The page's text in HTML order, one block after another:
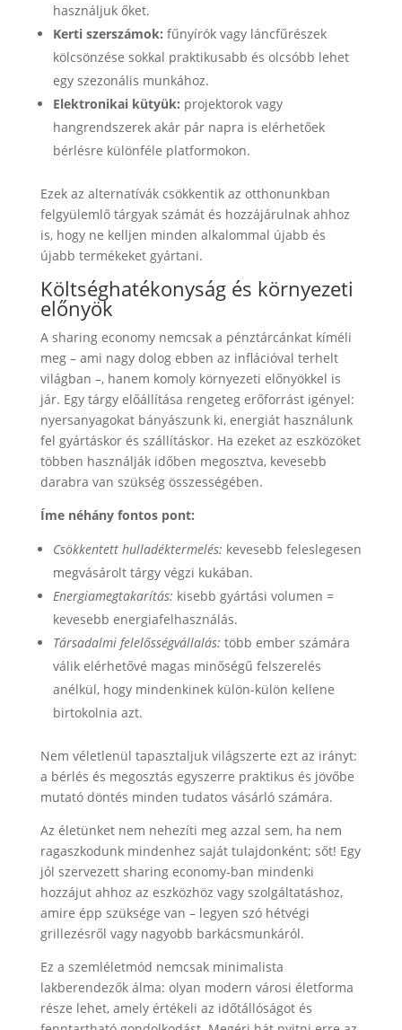
használjuk őket.
Kerti szerszámok: fűnyírók vagy láncfűrészek
kölcsönzése sokkal praktikusabb és olcsóbb lehet
egy szezonális munkához.
Elektronikai kütyük: projektorok vagy
hangrendszerek akár pár napra is elérhetőek
bérlésre különféle platformokon.
Ezek az alternatívák csökkentik az otthonunkban
felgyülemlő tárgyak számát és hozzájárulnak ahhoz
is, hogy ne kelljen minden alkalommal újabb és
újabb termékeket gyártani.
Költséghatékonyság és környezeti
előnyök
A sharing economy nemcsak a pénztárcánkat kíméli
meg – ami nagy dolog ebben az inflációval terhelt
világban –, hanem komoly környezeti előnyökkel is
jár. Egy tárgy előállítása rengeteg erőforrást igényel:
nyersanyagokat bányászunk ki, energiát használunk
fel gyártáskor és szállításkor. Ha ezeket az eszközöket
többen használják időben megosztva, kevesebb
darabra van szükség összességében.
Íme néhány fontos pont:
Csökkentett hulladéktermelés: kevesebb feleslegesen
megvásárolt tárgy végzi kukában.
Energiamegtakarítás: kisebb gyártási volumen =
kevesebb energiafelhasználás.
Társadalmi felelősségvállalás: több ember számára
válik elérhetővé magas minőségű felszerelés
anélkül, hogy mindenkinek külön-külön kellene
birtokolnia azt.
Nem véletlenül tapasztaljuk világszerte ezt az irányt:
a bérlés és megosztás egyszerre praktikus és jövőbe
mutató döntés minden tudatos vásárló számára.
Az életünket nem nehezíti meg azzal sem, ha nem
ragaszkodunk mindenhez saját tulajdonként; sőt! Egy
jól szervezett sharing economy-ban mindenki
hozzájut ahhoz az eszközhöz vagy szolgáltatáshoz,
amire épp szüksége van – legyen szó hétvégi
grillezésről vagy nagyobb barkácsmunkáról.
Ez a szemléletmód nemcsak minimalista
lakberendezők álma: olyan modern városi életforma
része lehet, amely értékeli az időtállóságot és